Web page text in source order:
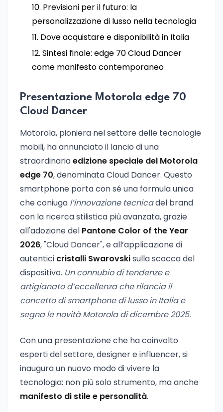
Previsioni per il futuro: la
personalizzazione di lusso nella tecnologia
Dove acquistare e disponibilità in Italia
Sintesi finale: edge 70 Cloud Dancer
come manifesto contemporaneo
Presentazione Motorola edge 70
Cloud Dancer
Motorola, pioniera nel settore delle tecnologie
mobili, ha annunciato il lancio di una
straordinariaedizione speciale del Motorola
edge 70, denominata Cloud Dancer. Questo
smartphone porta con sé una formula unica
che coniuga l’innovazione tecnicadel brand
con la ricerca stilistica più avanzata, grazie
all'adozione del Pantone Color of the Year
2026, "Cloud Dancer", e all’applicazione di
autentici cristalli Swarovskisulla scocca del
dispositivo. Un connubio di tendenze e
artigianato d’eccellenza che rilancia il
concetto di smartphone di lusso in Italia e
segna le novità Motorola di dicembre 2025.
Con una presentazione che ha coinvolto
esperti del settore, designer e influencer, si
inaugura un nuovo modo di vivere la
tecnologia: non più solo strumento, ma anche
manifesto di stile e personalità.